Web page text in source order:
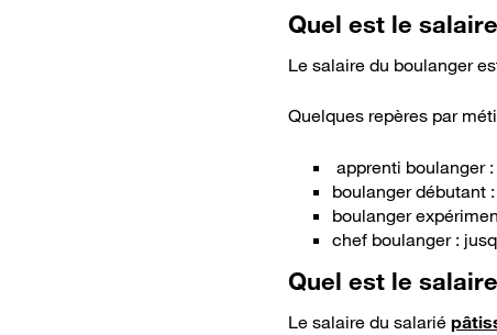
Quel est le
Le salaire du boulanger
Quelques repères par
apprenti boulanger
boulanger débutant
boulanger
chef boulanger :
Quel est le
Le salaire du salarié